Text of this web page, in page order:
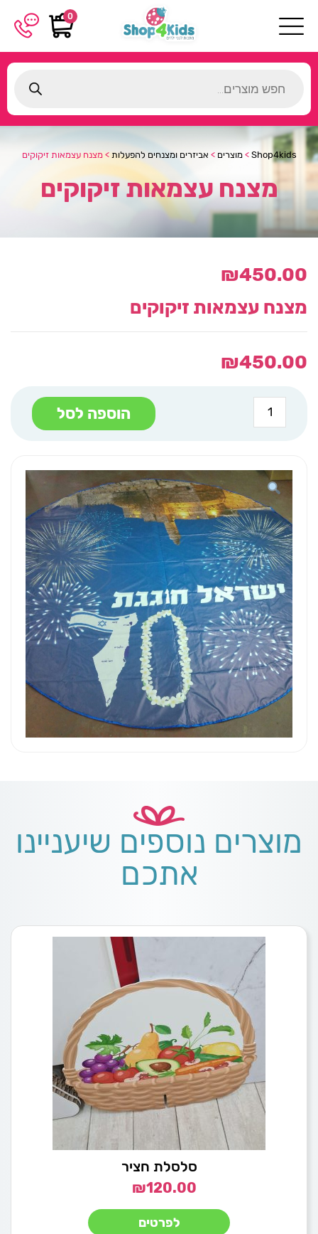
0
search
Shop4kids
> מוצרים > אביזרים ומצנחים להפעלות > מצנח עצמאות זיקוקים
מצנח עצמאות זיקוקים
₪450.00
מצנח עצמאות זיקוקים
₪450.00
כמות
של
מצנח
הוספה לסל
מוצרים נוספים שיעניינו
אתכם
סלסלת חציר
₪120.00
לפרטים